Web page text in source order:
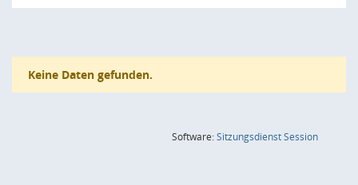
Keine Daten gefunden.
Software:SitzungsdienstSession(Wird in